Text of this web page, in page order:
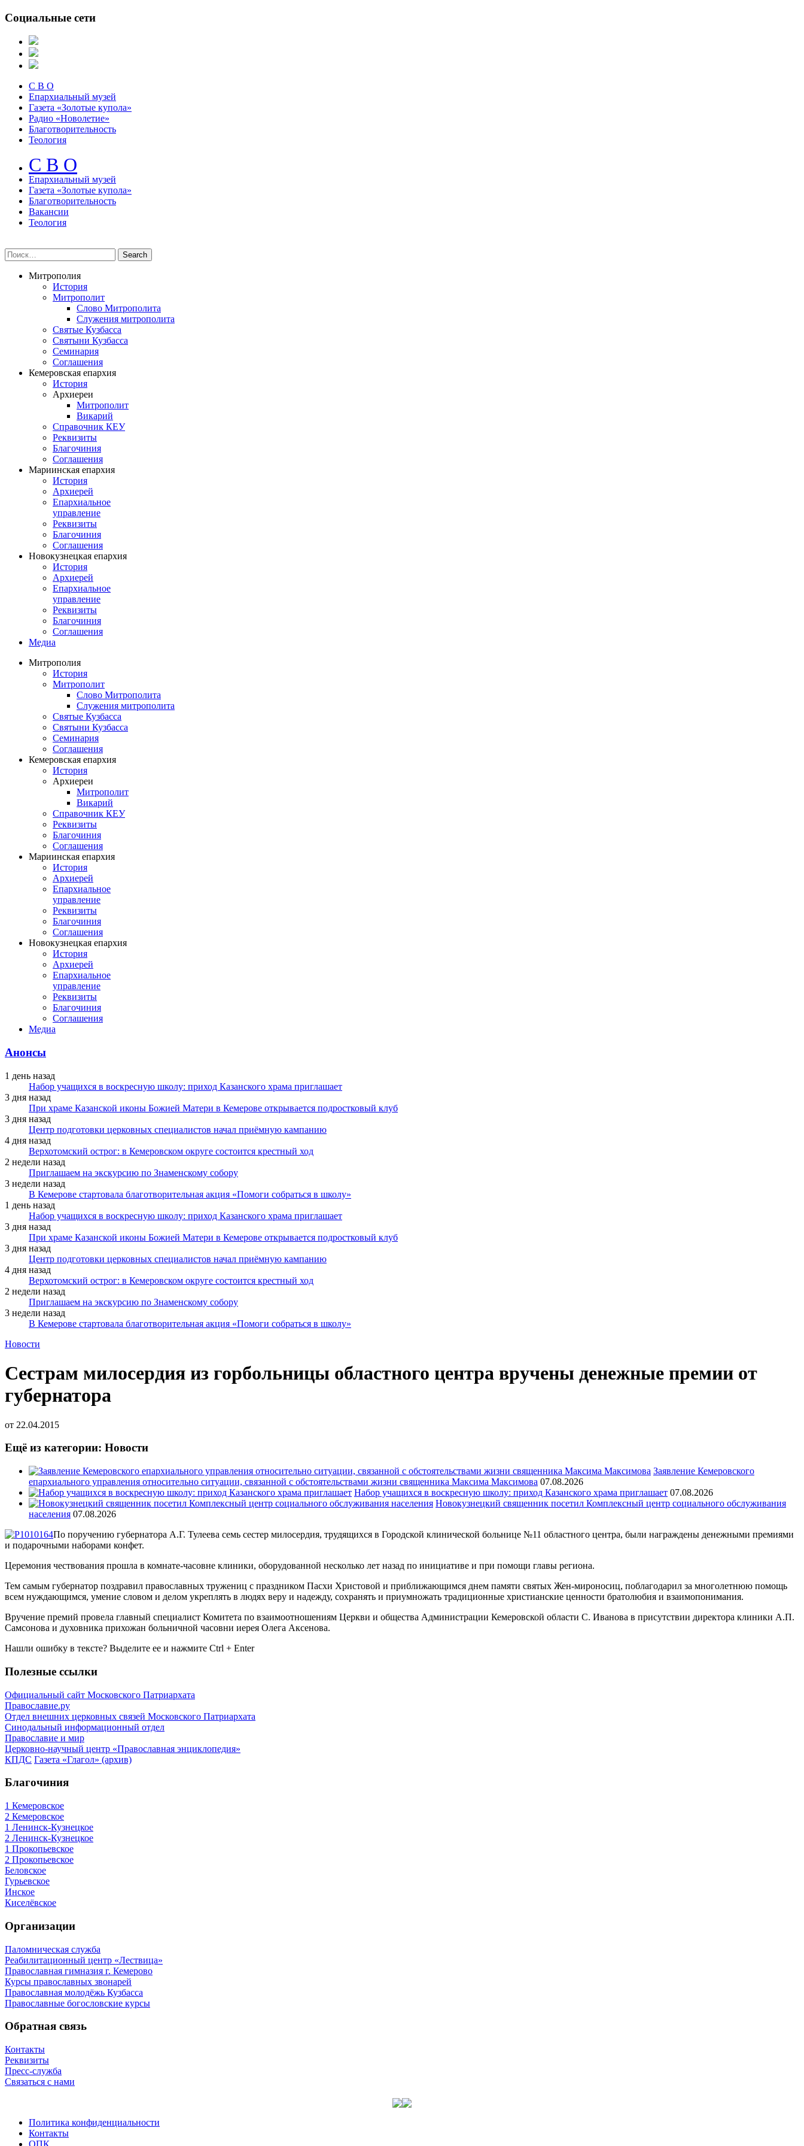
Социальные сети
С В О
Епархиальный музей
Газета «Золотые купола»
Радио «Новолетие»
Благотворительность
Теология
С В О
Епархиальный музeй
Газета «Золотые купола»
Благотворительность
Вакансии
Теология
Митрополия
История
Митрополит
Слово Митрополита
Служения митрополита
Святые Кузбасса
Святыни Кузбасса
Семинария
Соглашения
Кемеровская епархия
История
Архиереи
Митрополит
Викарий
Справочник КЕУ
Реквизиты
Благочиния
Соглашения
Мариинская епархия
История
Архиерей
Епархиальное
управление
Реквизиты
Благочиния
Соглашения
Новокузнецкая епархия
История
Архиерей
Епархиальное
управление
Реквизиты
Благочиния
Соглашения
Медиа
Митрополия
История
Митрополит
Слово Митрополита
Служения митрополита
Святые Кузбасса
Святыни Кузбасса
Семинария
Соглашения
Кемеровская епархия
История
Архиереи
Митрополит
Викарий
Справочник КЕУ
Реквизиты
Благочиния
Соглашения
Мариинская епархия
История
Архиерей
Епархиальное
управление
Реквизиты
Благочиния
Соглашения
Новокузнецкая епархия
История
Архиерей
Епархиальное
управление
Реквизиты
Благочиния
Соглашения
Медиа
Анонсы
1 день назад
Набор учащихся в воскресную школу: приход Казанского храма приглашает
3 дня назад
При храме Казанской иконы Божией Матери в Кемерове открывается подростковый клуб
3 дня назад
Центр подготовки церковных специалистов начал приёмную кампанию
4 дня назад
Верхотомский острог: в Кемеровском округе состоится крестный ход
2 недели назад
Приглашаем на экскурсию по Знаменскому собору
3 недели назад
В Кемерове стартовала благотворительная акция «Помоги собраться в школу»
1 день назад
Набор учащихся в воскресную школу: приход Казанского храма приглашает
3 дня назад
При храме Казанской иконы Божией Матери в Кемерове открывается подростковый клуб
3 дня назад
Центр подготовки церковных специалистов начал приёмную кампанию
4 дня назад
Верхотомский острог: в Кемеровском округе состоится крестный ход
2 недели назад
Приглашаем на экскурсию по Знаменскому собору
3 недели назад
В Кемерове стартовала благотворительная акция «Помоги собраться в школу»
Новости
Сестрам милосердия из горбольницы областного центра вручены денежные премии от
губернатора
от 22.04.2015
Ещё из категории: Новости
Заявление Кемеровского
епархиального управления относительно ситуации, связанной с обстоятельствами жизни священника Максима Максимова 07.08.2026
Набор учащихся в воскресную школу: приход Казанского храма приглашает 07.08.2026
Новокузнецкий священник посетил Комплексный центр социального обслуживания
населения 07.08.2026
По поручению губернатора А.Г. Тулеева семь сестер милосердия, трудящихся в Городской клинической больнице №11 областного центра, были награждены денежными премиями
и подарочными наборами конфет.
Церемония чествования прошла в комнате-часовне клиники, оборудованной несколько лет назад по инициативе и при помощи главы региона.
Тем самым губернатор поздравил православных тружениц с праздником Пасхи Христовой и приближающимся днем памяти святых Жен-мироносиц, поблагодарил за многолетнюю помощь
всем нуждающимся, умение словом и делом укреплять в людях веру и надежду, сохранять и приумножать традиционные христианские ценности братолюбия и взаимопонимания.
Вручение премий провела главный специалист Комитета по взаимоотношениям Церкви и общества Администрации Кемеровской области С. Иванова в присутствии директора клиники А.П.
Самсонова и духовника прихожан больничной часовни иерея Олега Аксенова.
Нашли ошибку в тексте? Выделите ее и нажмите Ctrl + Enter
Полезные ссылки
Официальный сайт Московского Патриархата
Православие.ру
Отдел внешних церковных связей Московского Патриархата
Синодальный информационный отдел
Православие и мир
Церковно-научный центр «Православная энциклопедия»
КПДС Газета «Глагол» (архив)
Благочиния
1 Кемеровское
2 Кемеровское
1 Ленинск-Кузнецкое
2 Ленинск-Кузнецкое
1 Прокопьевское
2 Прокопьевское
Беловское
Гурьевское
Инское
Киселёвское
Организации
Паломническая служба
Реабилитационный центр «Лествица»
Православная гимназия г. Кемерово
Курсы православных звонарей
Православная молодёжь Кузбасса
Православные богословские курсы
Обратная связь
Контакты
Реквизиты
Пресс-служба
Связаться с нами
Политика конфиденциальности
Контакты
ОПК